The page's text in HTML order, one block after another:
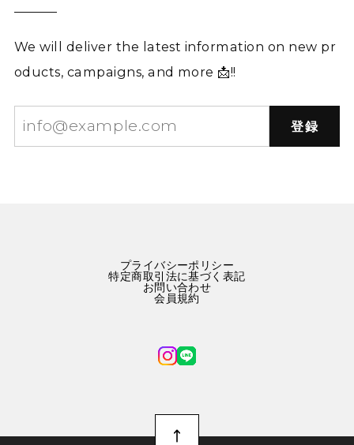
We will deliver the latest information on new pr
oducts, campaigns, and more 📩!!
登録
プライバシーポリシー
特定商取引法に基づく表記
お問い合わせ
会員規約